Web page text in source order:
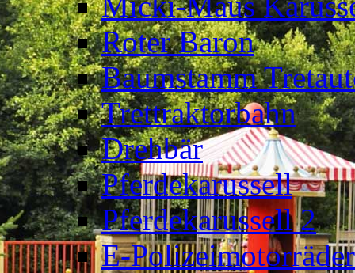
Roter Baron
Baumstamm
Trettraktorbahn
Drehbär
Pferdekarussell
Pferdekarussell 2
E-Polizeimotorräder